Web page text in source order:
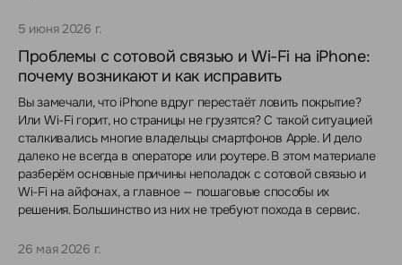
5 июня 2026 г.
Проблемы с сотовой связью и Wi-Fi на iPhone:
почему возникают и как исправить
Вы замечали, что iPhone вдруг перестаёт ловить покрытие?
Или Wi-Fi горит, но страницы не грузятся? С такой ситуацией
сталкивались многие владельцы смартфонов Apple. И дело
далеко не всегда в операторе или роутере. В этом материале
разберём основные причины неполадок с сотовой связью и
Wi-Fi на айфонах, а главное — пошаговые способы их
решения. Большинство из них не требуют похода в сервис.
26 мая 2026 г.